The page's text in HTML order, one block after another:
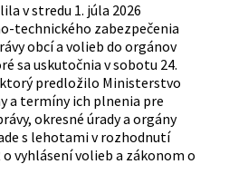
v stredu 1. júla 2026
technického zabezpečenia
obcí a volieb do orgánov
sa uskutočnia v sobotu 24.
predložilo Ministerstvo
a termíny ich plnenia pre
okresné úrady a orgány
s lehotami v rozhodnutí
o vyhlásení volieb a zákonom o